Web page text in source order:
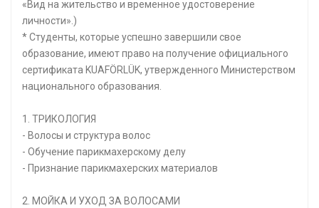
«Вид на жительство и временное удостоверение
личности».)
* Студенты, которые успешно завершили свое
образование, имеют право на получение официального
сертификата KUAFÖRLÜK, утвержденного Министерством
национального образования.
1. ТРИКОЛОГИЯ
- Волосы и структура волос
- Обучение парикмахерскому делу
- Признание парикмахерских материалов
2. МОЙКА И УХОД ЗА ВОЛОСАМИ